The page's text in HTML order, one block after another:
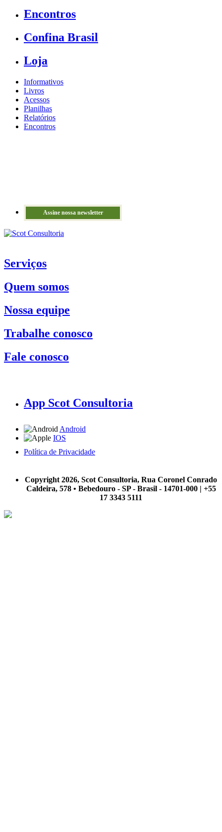
Encontros
Confina Brasil
Loja
Informativos
Livros
Acessos
Planilhas
Relatórios
Encontros
Assine nossa newsletter
Serviços
Quem somos
Nossa equipe
Trabalhe conosco
Fale conosco
App Scot Consultoria
Android
IOS
Política de Privacidade
Copyright 2026, Scot Consultoria, Rua Coronel Conrado
Caldeira, 578 • Bebedouro - SP - Brasil - 14701-000 | +55
17 3343 5111